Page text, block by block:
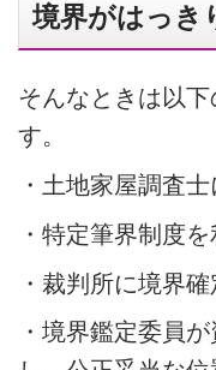
境界がはっき
そんなときは以
す。
・土地家屋調査
・特定筆界制度
・裁判所に境界
・境界鑑定委員